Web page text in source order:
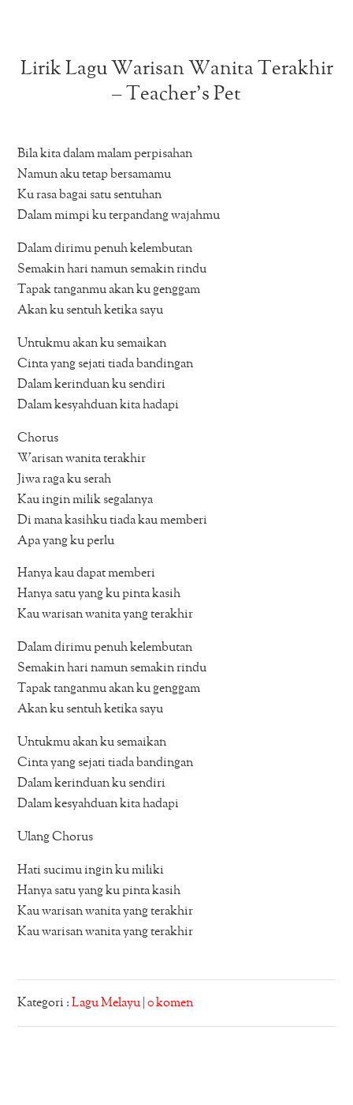
Lirik Lagu Warisan Wanita Terakhir
– Teacher’s Pet
Bila kita dalam malam perpisahan
Namun aku tetap bersamamu
Ku rasa bagai satu sentuhan
Dalam mimpi ku terpandang wajahmu
Dalam dirimu penuh kelembutan
Semakin hari namun semakin rindu
Tapak tanganmu akan ku genggam
Akan ku sentuh ketika sayu
Untukmu akan ku semaikan
Cinta yang sejati tiada bandingan
Dalam kerinduan ku sendiri
Dalam kesyahduan kita hadapi
Chorus
Warisan wanita terakhir
Jiwa raga ku serah
Kau ingin milik segalanya
Di mana kasihku tiada kau memberi
Apa yang ku perlu
Hanya kau dapat memberi
Hanya satu yang ku pinta kasih
Kau warisan wanita yang terakhir
Dalam dirimu penuh kelembutan
Semakin hari namun semakin rindu
Tapak tanganmu akan ku genggam
Akan ku sentuh ketika sayu
Untukmu akan ku semaikan
Cinta yang sejati tiada bandingan
Dalam kerinduan ku sendiri
Dalam kesyahduan kita hadapi
Ulang Chorus
Hati sucimu ingin ku miliki
Hanya satu yang ku pinta kasih
Kau warisan wanita yang terakhir
Kau warisan wanita yang terakhir
Kategori :Lagu Melayu |0 komen